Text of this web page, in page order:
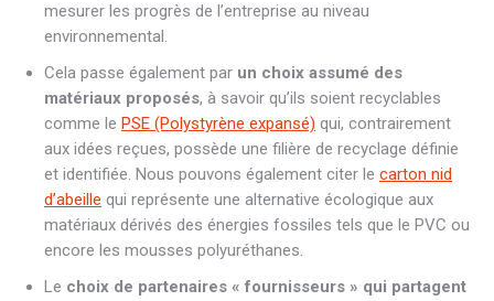
mesurer les progrès de l’entreprise au niveau
environnemental.
Cela passe également par un choix assumé des
matériaux proposés, à savoir qu’ils soient recyclables
comme le PSE (Polystyrène expansé) qui, contrairement
aux idées reçues, possède une filière de recyclage définie
et identifiée. Nous pouvons également citer le carton nid
d’abeille qui représente une alternative écologique aux
matériaux dérivés des énergies fossiles tels que le PVC ou
encore les mousses polyuréthanes.
Le choix de partenaires « fournisseurs » qui partagent